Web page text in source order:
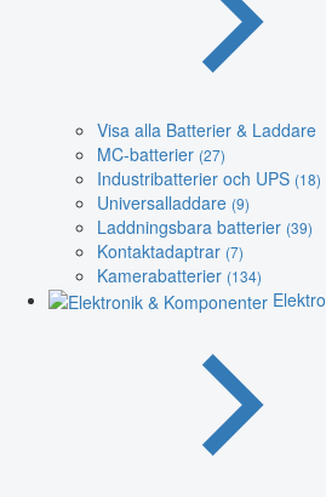
Visa alla Batterier & Laddare
MC-batterier (27)
Industribatterier och UPS (18)
Universalladdare (9)
Laddningsbara batterier (39)
Kontaktadaptrar (7)
Kamerabatterier (134)